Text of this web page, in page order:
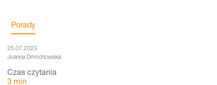
Porady
25.07.2023
Joanna Dmochowska
Czas czytania
3 min